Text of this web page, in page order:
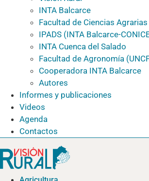
INTA Balcarce
Facultad de Ciencias
IPADS (INTA Balcarce-
INTA Cuenca del Salado
Facultad de Agronomía
Cooperadora INTA Balcarce
Autores
Informes y publicaciones
Videos
Agenda
Contactos